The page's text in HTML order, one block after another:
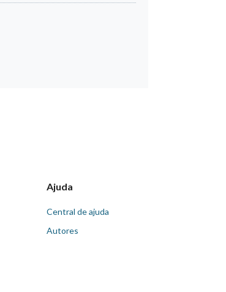
Ajuda
Central de ajuda
Autores